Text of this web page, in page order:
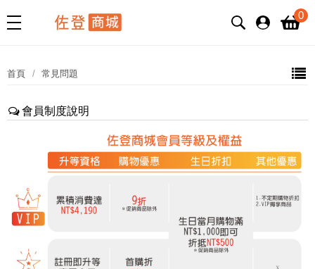
0
首頁 常見問題
會員制度說明